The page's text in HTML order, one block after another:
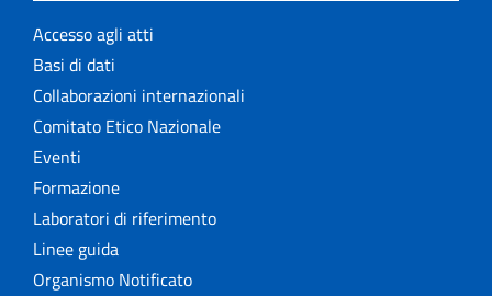
Accesso agli atti
Basi di dati
Collaborazioni internazionali
Comitato Etico Nazionale
Eventi
Formazione
Laboratori di riferimento
Linee guida
Organismo Notificato